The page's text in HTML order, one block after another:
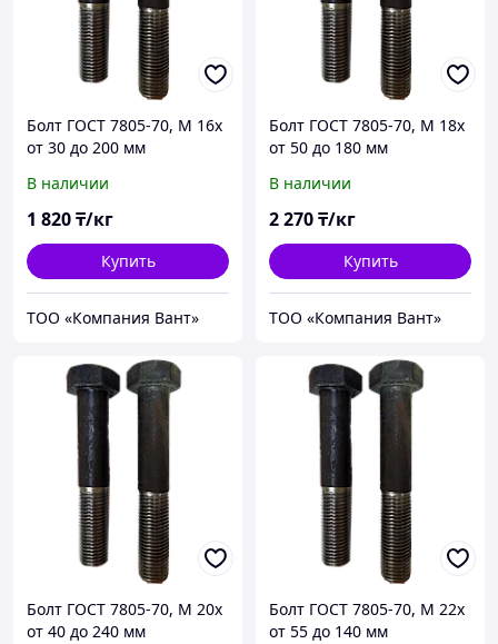
Болт ГОСТ 7805-70, М 16х
от 30 до 200 мм
В наличии
1 820₸/кг
Купить
ТОО «Компания Вант»
Болт ГОСТ 7805-70, М 18х
от 50 до 180 мм
В наличии
2 270₸/кг
Купить
ТОО «Компания Вант»
Болт ГОСТ 7805-70, М 20х
от 40 до 240 мм
Болт ГОСТ 7805-70, М 22х
от 55 до 140 мм